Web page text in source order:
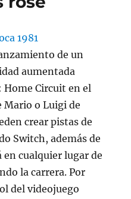
de un
aumentada
Circuit en el
Mario o Luigi de
crear pistas de
Switch, además de
en cualquier lugar de
la carrera. Por
del videojuego